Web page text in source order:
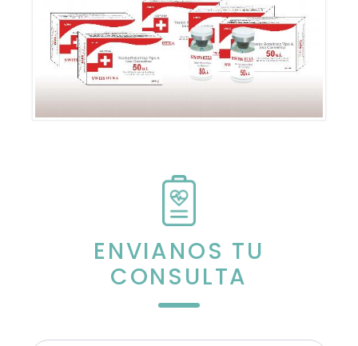
ENVIANOS TU
CONSULTA